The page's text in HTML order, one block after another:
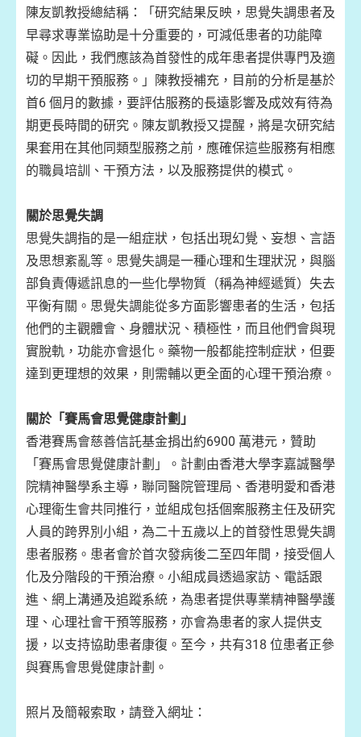
陳友凱教授總結稱：「研究結果反映，思覺失調患者及
早尋求專業協助是十分重要的，可減低患者的功能障
礙。因此，我們應該為首發性的成年患者提供專門及適
切的早期干預服務。」陳教授補充，目前的分析是基於
首6 個月的數據，要評估服務的長遠影響及成效有待為
期更長時間的研究。陳友凱教授又提醒，將是次研究結
果套用在其他同類型服務之前，應確保這些服務有相應
的職員培訓、干預方法，以及服務提供的模式。
關於思覺失調
思覺失調指的是一組症狀，包括出現幻覺、妄想、言語
及思想紊亂等。思覺失調是一種心理和生理狀況，與腦
部負責傳遞訊息的一些化學物質（稱為神經遞質）失去
平衡有關。思覺失調能從多方面影響患者的生活，包括
他們的主觀體會、身體狀況、積極性，而且他們會與現
實脫軌，功能亦會退化。藥物一般都能控制症狀，但要
達到更理想的效果，則需輔以更全面的心理干預治療。
關於「賽馬會思覺健康計劃」
香港賽馬會慈善信託基金捐出約6900 萬港元，贊助
「賽馬會思覺健康計劃」。計劃由香港大學李嘉誠醫學
院精神醫學系主導，聯同醫院管理局、香港明愛和香港
心理衛生會共同推行，並組成包括個案服務主任及研究
人員的跨界別小組，為二十五歲以上的首發性思覺失調
患者服務。患者會於首次發病後二至四年間，接受個人
化及分階段的干預治療。小組成員透過家訪、電話跟
進、網上溝通及追蹤系統，為患者提供專業精神醫學護
理、心理社會干預等服務，亦會為患者的家人提供支
援，以支持協助患者康復。至今，共有318 位患者正參
與賽馬會思覺健康計劃。
照片及簡報索取，請登入網址：